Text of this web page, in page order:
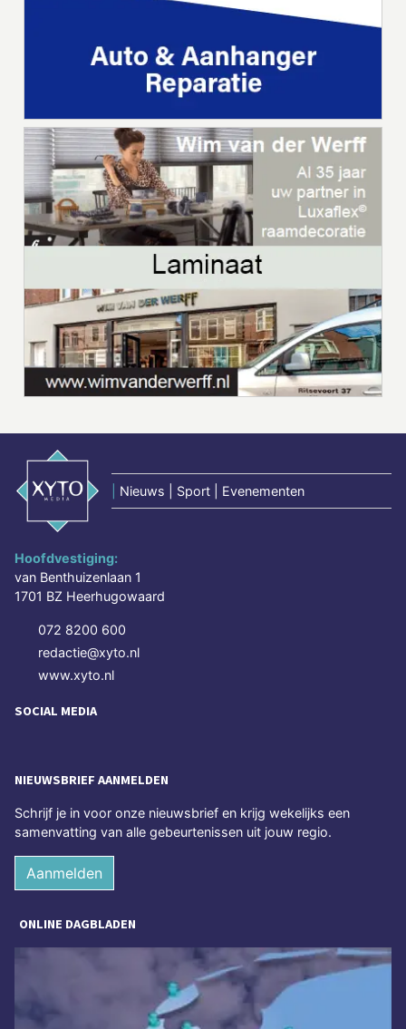
Nieuws | Sport | Evenementen
Hoofdvestiging:
van Benthuizenlaan 1
1701 BZ Heerhugowaard
072 8200 600
redactie@xyto.nl
www.xyto.nl
SOCIAL MEDIA
NIEUWSBRIEF AANMELDEN
Schrijf je in voor onze nieuwsbrief en krijg wekelijks een
samenvatting van alle gebeurtenissen uit jouw regio.
Aanmelden
ONLINE DAGBLADEN